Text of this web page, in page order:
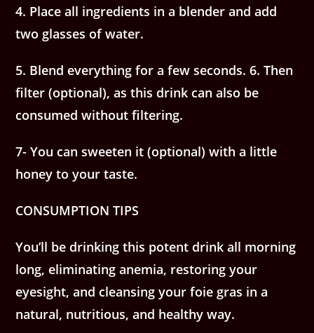
4. Place all ingredients in a blender and add
two glasses of water.
5. Blend everything for a few seconds. 6. Then
filter (optional), as this drink can also be
consumed without filtering.
7- You can sweeten it (optional) with a little
honey to your taste.
CONSUMPTION TIPS
You’ll be drinking this potent drink all morning
long, eliminating anemia, restoring your
eyesight, and cleansing your foie gras in a
natural, nutritious, and healthy way.